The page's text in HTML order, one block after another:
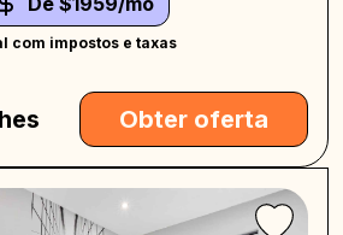
com impostos e taxas
Obter oferta